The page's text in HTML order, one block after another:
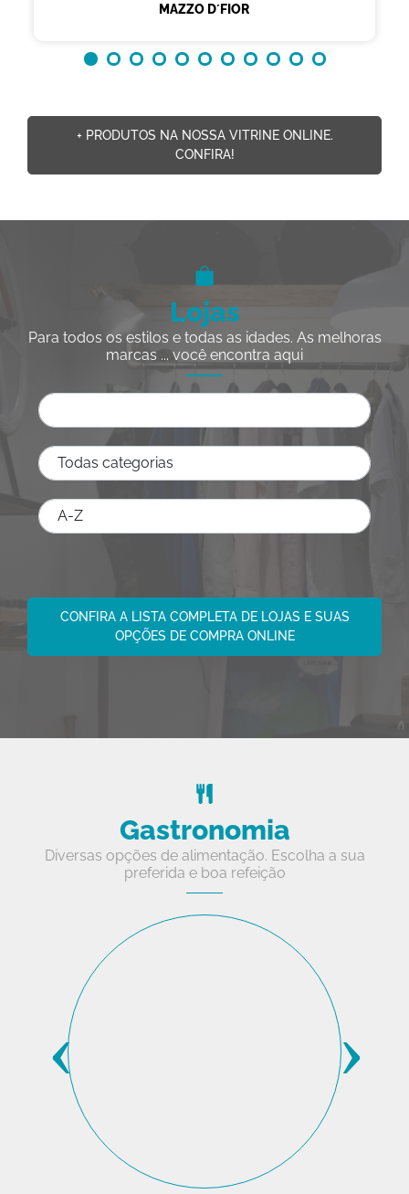
MAZZO D´FIOR
+ PRODUTOS NA NOSSA VITRINE ONLINE.
CONFIRA!
Lojas
Para todos os estilos e todas as idades. As melhoras
marcas ... você encontra aqui
CONFIRA A LISTA COMPLETA DE LOJAS E SUAS
OPÇÕES DE COMPRA ONLINE
Gastronomia
Diversas opções de alimentação. Escolha a sua
preferida e boa refeição
‹ ›